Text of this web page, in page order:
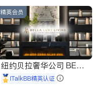
精英会员
纽约贝拉奢华公司 BELL
A LUXE
iTalkBB精英认证